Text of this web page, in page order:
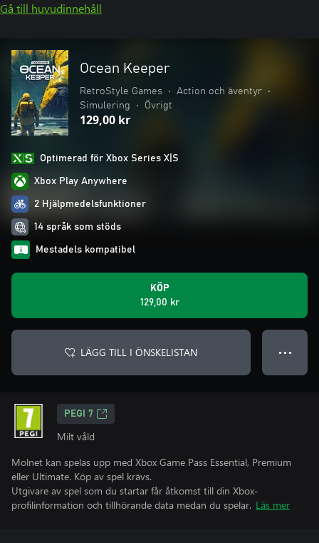
Gå till huvudinnehåll
Ocean Keeper
RetroStyle Games • Action och äventyr
•
Simulering
• Övrigt
129,00 kr
Optimerad för Xbox Series X|S
Xbox Play Anywhere
2 Hjälpmedelsfunktioner
14 språk som stöds
Mestadels kompatibel
KÖP
129,00 kr
LÄGG TILL I ÖNSKELISTAN ● ● ●
PEGI 7
Milt våld
Molnet kan spelas upp med Xbox Game Pass Essential, Premium
eller Ultimate. Köp av spel krävs.
Utgivare av spel som du startar får åtkomst till din Xbox-
profilinformation och tillhörande data medan du spelar. Läs mer